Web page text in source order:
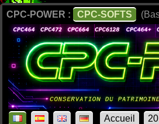
CPC-POWER : CPC-SOFTS
Accueil